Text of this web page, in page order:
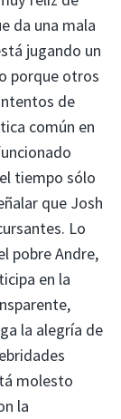
da una mala
jugando un
porque otros
de
común en
tiempo sólo
que Josh
Lo
pobre Andre,
en la
la alegría de
molesto
la